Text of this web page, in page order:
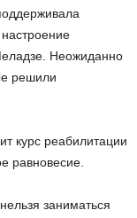
Неожиданно
решили
курс реабилитации
равновесие.
заниматься